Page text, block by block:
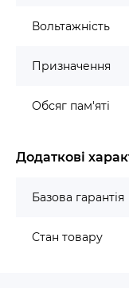
Вольтажність
Призначення
Обсяг пам'яті
Додаткові
Базова гарантія
Стан товару